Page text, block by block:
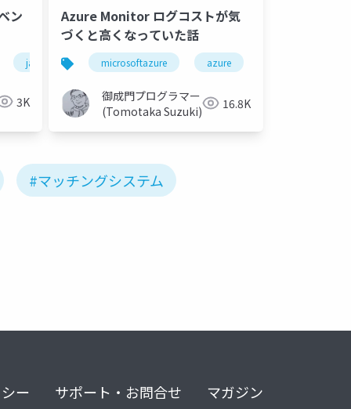
ン
jazug
3K
Azure Monitor ログコストが気
づくと高くなっていた話
microsoftazure azure
御成門プログラマー
(Tomotaka Suzuki)
16.8K
#マッチングシステム
ー サポート・お問合せ マガジン